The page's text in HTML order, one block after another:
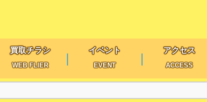
買取チラシ
WEB FLIER
イベント
EVENT
アクセス
ACCESS